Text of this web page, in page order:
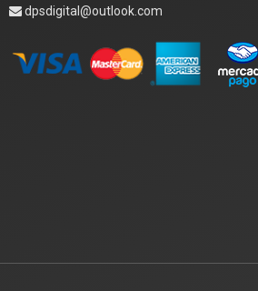
dpsdigital@outlook.com